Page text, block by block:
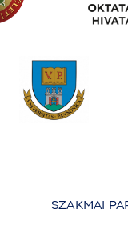
SZAKMAI